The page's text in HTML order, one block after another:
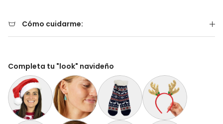
Cómo cuidarme:
Completa tu "look" navideño